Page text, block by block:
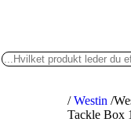
/ Westin /
Tackle Box